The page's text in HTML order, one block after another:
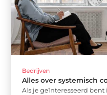
Bedrijven
Alles over systemisch
Als je geïnteresseerd